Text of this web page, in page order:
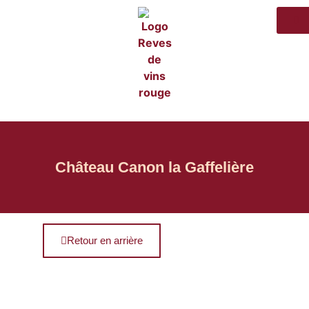
Château Canon la Gaffelière
Retour en arrière